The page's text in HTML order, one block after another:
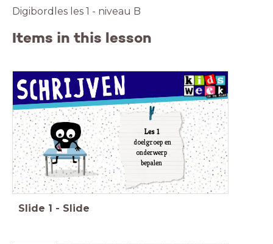
Digibordles les 1 - niveau B
Items in this lesson
Les 1
doelgroep en
onderwerp
bepalen
Slide 1 - Slide